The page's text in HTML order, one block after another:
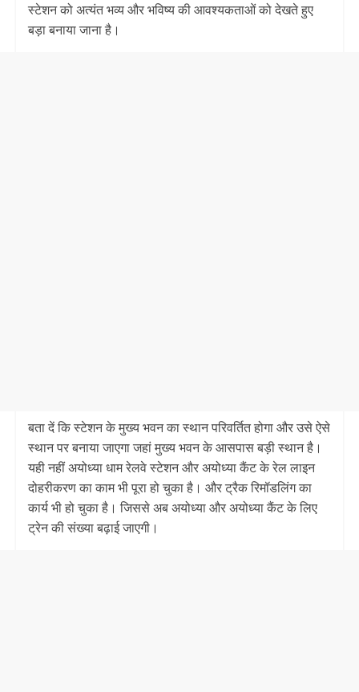
स्टेशन को अत्यंत भव्य और भविष्य की आवश्यकताओं को देखते हुए
बड़ा बनाया जाना है।
बता दें कि स्टेशन के मुख्य भवन का स्थान परिवर्तित होगा और उसे ऐसे
स्थान पर बनाया जाएगा जहां मुख्य भवन के आसपास बड़ी स्थान है।
यही नहीं अयोध्या धाम रेलवे स्टेशन और अयोध्या कैंट के रेल लाइन
दोहरीकरण का काम भी पूरा हो चुका है। और ट्रैक रिमॉडलिंग का
कार्य भी हो चुका है। जिससे अब अयोध्या और अयोध्या कैंट के लिए
ट्रेन की संख्या बढ़ाई जाएगी।